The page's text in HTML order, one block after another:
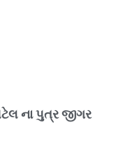
ના પુત્ર જીગર